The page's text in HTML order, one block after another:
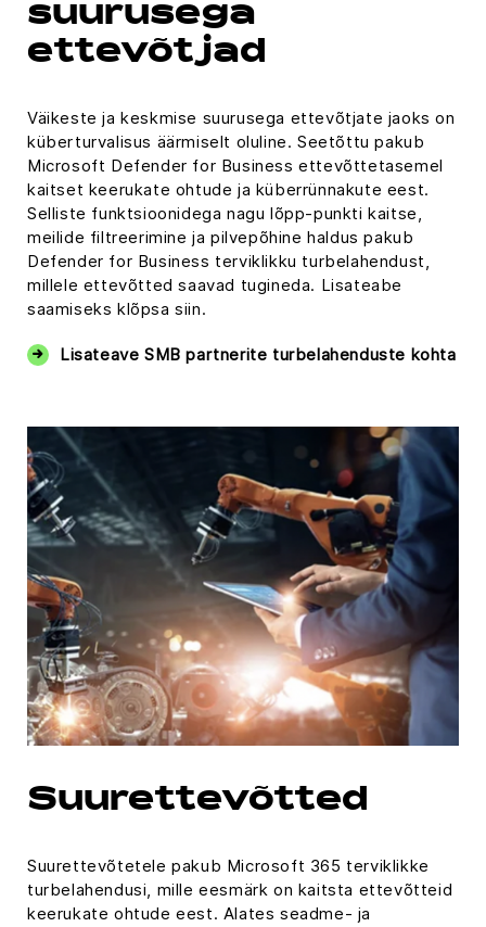
suurusega
ettevõtjad
Väikeste ja keskmise suurusega ettevõtjate jaoks on
küberturvalisus äärmiselt oluline. Seetõttu pakub
Microsoft Defender for Business ettevõttetasemel
kaitset keerukate ohtude ja küberrünnakute eest.
Selliste funktsioonidega nagu lõpp-punkti kaitse,
meilide filtreerimine ja pilvepõhine haldus pakub
Defender for Business terviklikku turbelahendust,
millele ettevõtted saavad tugineda. Lisateabe
saamiseks klõpsa siin.
Lisateave SMB partnerite turbelahenduste kohta
Suurettevõtted
Suurettevõtetele pakub Microsoft 365 terviklikke
turbelahendusi, mille eesmärk on kaitsta ettevõtteid
keerukate ohtude eest. Alates seadme- ja